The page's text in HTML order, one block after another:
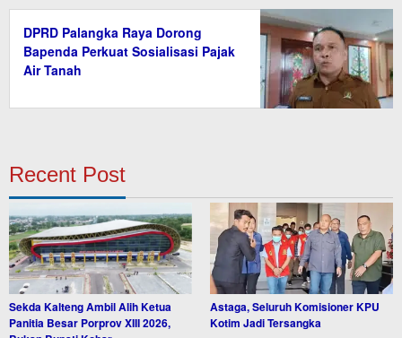
DPRD Palangka Raya Dorong
Bapenda Perkuat Sosialisasi Pajak
Air Tanah
Recent Post
Sekda Kalteng Ambil Alih Ketua
Panitia Besar Porprov XIII 2026,
Astaga, Seluruh Komisioner KPU
Kotim Jadi Tersangka